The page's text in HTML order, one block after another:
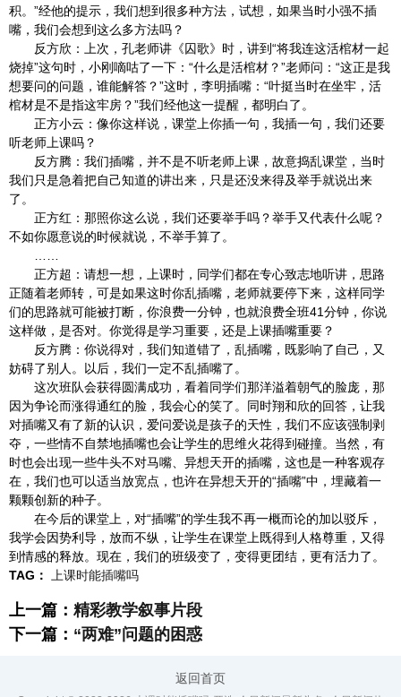
积。”经他的提示，我们想到很多种方法，试想，如果当时小强不插
嘴，我们会想到这么多方法吗？
反方欣：上次，孔老师讲《囚歌》时，讲到“将我连这活棺材一起
烧掉”这句时，小刚嘀咕了一下：“什么是活棺材？”老师问：“这正是我
想要问的问题，谁能解答？”这时，李明插嘴：“叶挺当时在坐牢，活
棺材是不是指这牢房？”我们经他这一提醒，都明白了。
正方小云：像你这样说，课堂上你插一句，我插一句，我们还要
听老师上课吗？
反方腾：我们插嘴，并不是不听老师上课，故意捣乱课堂，当时
我们只是急着把自己知道的讲出来，只是还没来得及举手就说出来
了。
正方红：那照你这么说，我们还要举手吗？举手又代表什么呢？
不如你愿意说的时候就说，不举手算了。
正方超：请想一想，上课时，同学们都在专心致志地听讲，思路
正随着老师转，可是如果这时你乱插嘴，老师就要停下来，这样同学
们的思路就可能被打断，你浪费一分钟，也就浪费全班41分钟，你说
这样做，是否对。你觉得是学习重要，还是上课插嘴重要？
反方腾：你说得对，我们知道错了，乱插嘴，既影响了自己，又
妨碍了别人。以后，我们一定不乱插嘴了。
这次班队会获得圆满成功，看着同学们那洋溢着朝气的脸庞，那
因为争论而涨得通红的脸，我会心的笑了。同时翔和欣的回答，让我
对插嘴又有了新的认识，爱问爱说是孩子的天性，我们不应该强制剥
夺，一些情不自禁地插嘴也会让学生的思维火花得到碰撞。当然，有
时也会出现一些牛头不对马嘴、异想天开的插嘴，这也是一种客观存
在，我们也可以适当放宽点，也许在异想天开的“插嘴”中，埋藏着一
颗颗创新的种子。
在今后的课堂上，对“插嘴”的学生我不再一概而论的加以驳斥，
我学会因势利导，放而不纵，让学生在课堂上既得到人格尊重，又得
到情感的释放。现在，我们的班级变了，变得更团结，更有活力了。
TAG：
上课时能插嘴吗
上一篇： 精彩教学叙事片段
下一篇： “两难”问题的困惑
返回首页